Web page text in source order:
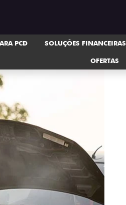
PCD SOLUÇÕES FINANCEIRAS
OFERTAS